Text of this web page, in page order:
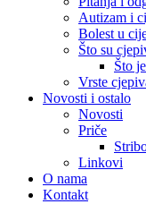
Autizam i
Bolest u
Što su
Što
Vrste
Novosti i ostalo
Novosti
Priče
Linkovi
O nama
Kontakt